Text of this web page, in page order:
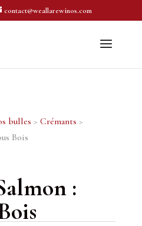
contact@weallarewinos.com
bulles > Crémants >
Bois
: